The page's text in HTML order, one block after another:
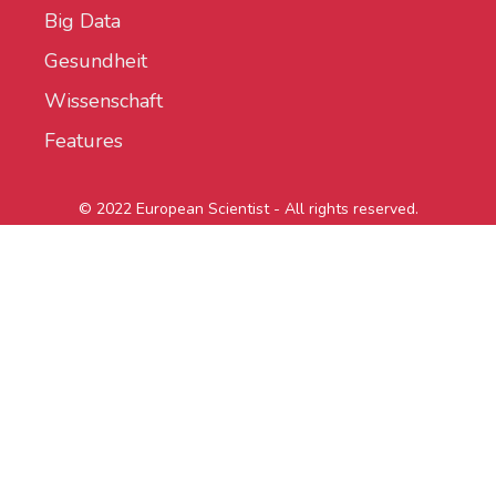
Big Data
Gesundheit
Wissenschaft
Features
© 2022 European Scientist - All rights reserved.